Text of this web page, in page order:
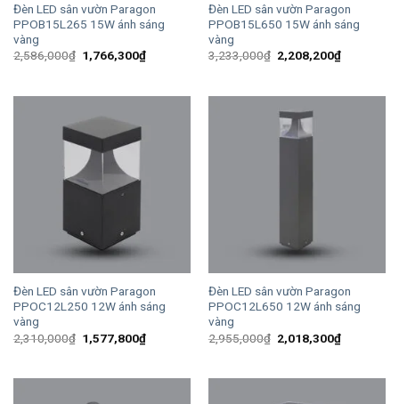
Đèn LED sân vườn Paragon
PPOB15L265 15W ánh sáng
vàng
2,586,000₫ Giá
gốc
1,766,300₫Giá
hiện
1,766,300₫.
Đèn LED sân vườn Paragon
PPOB15L650 15W ánh sáng
vàng
3,233,000₫ Giá
gốc
2,208,200₫Giá
hiện
Đèn LED sân vườn Paragon
PPOC12L250 12W ánh sáng
vàng
2,310,000₫ Giá
gốc
1,577,800₫Giá
hiện
Đèn LED sân vườn Paragon
PPOC12L650 12W ánh sáng
vàng
2,955,000₫ Giá
gốc
2,018,300₫Giá
hiện